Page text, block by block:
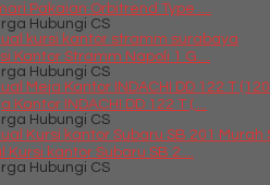
Pakaian Orbitrend Type ....
Hubungi CS
Kantor Stramm Napoli 1 G....
Hubungi CS
Kantor INDACHI DD 122 T (....
Hubungi CS
Kursi kantor Subaru SB 2....
Hubungi CS